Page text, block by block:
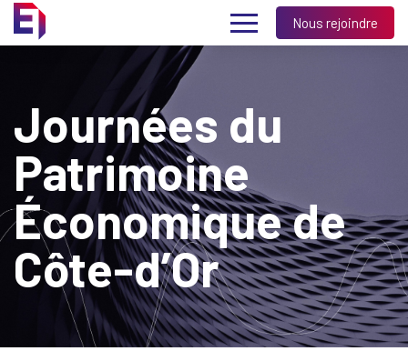
Nous rejoindre
Journées du
Patrimoine
Économique de
Côte-d’Or